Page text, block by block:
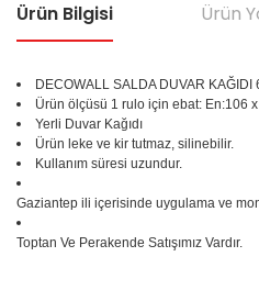
Ürün Bilgisi Ürün
DECOWALL SALDA DUVAR KAĞIDI
Ürün ölçüsü 1 rulo için ebat: En:106
Yerli Duvar Kağıdı
Ürün leke ve kir tutmaz, silinebilir.
Kullanım süresi uzundur.
Gaziantep ili içerisinde uygulama ve
Toptan Ve Perakende Satışımız Vardır.